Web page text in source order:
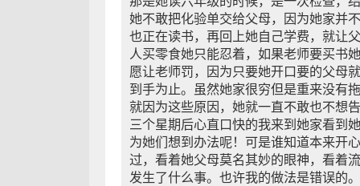
她不敢把化验单交给父母，因为她家并
也正在读书，再回上她自己学费，就让
人买零食她只能忍着，如果老师要买书
愿让老师罚，因为只要她开口要的父母
到手为止。虽然她家很穷但是重来没有
就因为这些原因，她就一直不敢也不想
三个星期后心直口快的我来到她家看到
为她们想到办法呢！可是谁知道本来开
过，看着她父母莫名其妙的眼神，看着
发生了什么事。也许我的做法是错误的